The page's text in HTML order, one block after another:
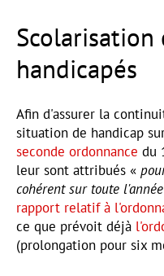
Scolarisation
handicapés
Afin d'assurer la
situation de handicap
seconde ordonnance du
leur sont attribués «
cohérent sur toute
rapport relatif à
ce que prévoit déjà
(prolongation pour six